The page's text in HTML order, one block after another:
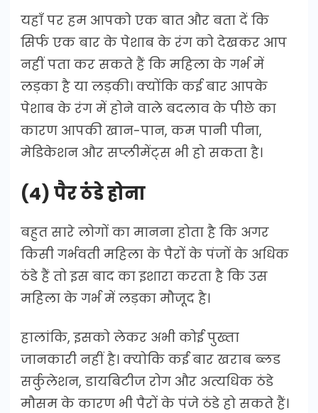
यहाँ पर हम आपको एक बात और बता दें कि
सिर्फ एक बार के पेशाब के रंग को देखकर आप
नहीं पता कर सकते हैं कि महिला के गर्भ में
लड़का है या लड़की। क्योंकि कई बार आपके
पेशाब के रंग में होने वाले बदलाव के पीछे का
कारण आपकी खान-पान, कम पानी पीना,
मेडिकेशन और सप्लीमेंट्स भी हो सकता है।
(4) पैर ठंडे होना
बहुत सारे लोगों का मानना होता है कि अगर
किसी गर्भवती महिला के पैरों के पंजों के अधिक
ठंडे हैं तो इस बाद का इशारा करता है कि उस
महिला के गर्भ में लड़का मौजूद है।
हालांकि, इसको लेकर अभी कोई पुख्ता
जानकारी नहीं है। क्योकि कई बार खराब ब्लड
सर्कुलेशन, डायबिटीज रोग और अत्यधिक ठंडे
मौसम के कारण भी पैरों के पंजे ठंडे हो सकते हैं।